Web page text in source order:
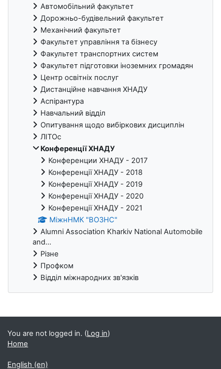
Автомобільний факультет
Дорожньо-будівельний факультет
Механічний факультет
Факультет управління та бізнесу
Факультет транспортних систем
Факультет підготовки іноземних громадян
Центр освітніх послуг
Дистанційне навчання ХНАДУ
Аспірантура
Навчальний відділ
Опитування щодо вибіркових дисциплін
ЛІТОс
Конференції ХНАДУ
Конференции ХНАДУ - 2017
Конференції ХНАДУ - 2018
Конференції ХНАДУ - 2019
Конференції ХНАДУ - 2020
Конференції ХНАДУ - 2021
МіжнНМК "ВОЗНС"
Alumni Association Kharkiv National Automobile
and...
Різне
Профком
Відділ міжнародних зв'язків
Blocks
You are not logged in. (Log in)
Home
English ‎(en)‎